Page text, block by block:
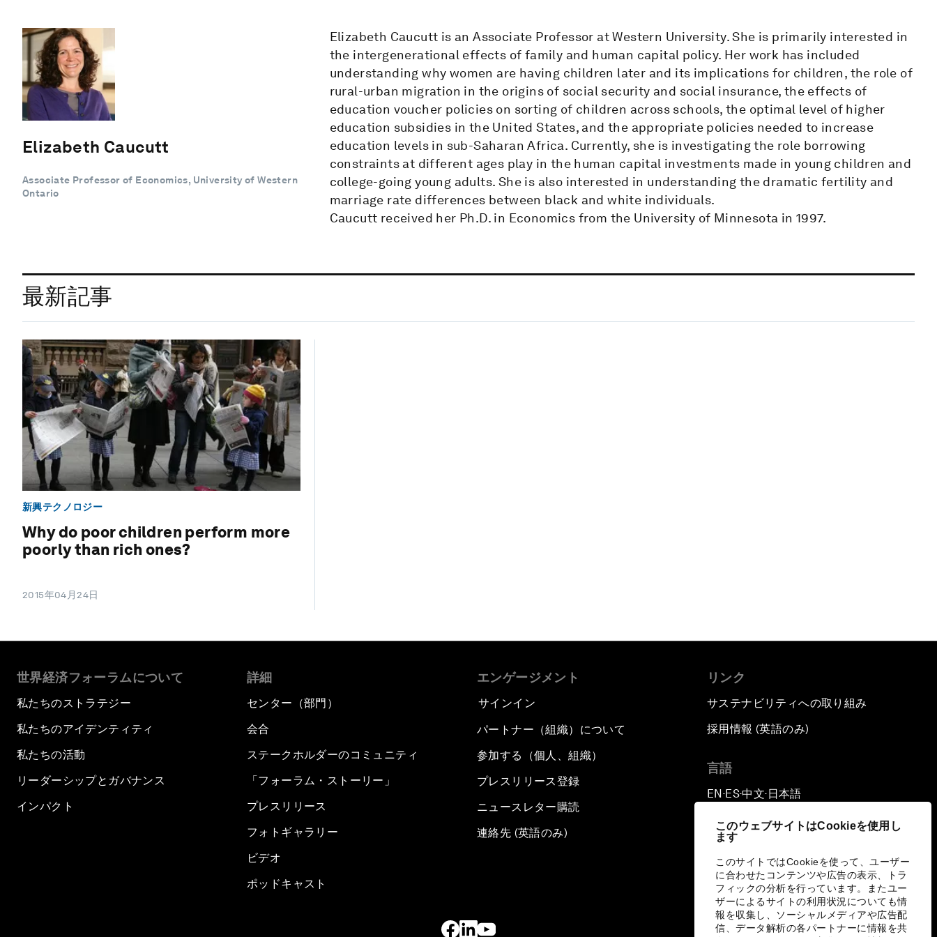
このウェブサイトはCookieを使用し
ます
このサイトではCookieを使って、ユーザー
に合わせたコンテンツや広告の表示、トラ
フィックの分析を行っています。またユー
ザーによるサイトの利用状況についても情
報を収集し、ソーシャルメディアや広告配
信、データ解析の各パートナーに情報を共
Elizabeth Caucutt
Associate Professor of Economics, University of Western
Ontario
Elizabeth Caucutt is an Associate Professor at Western University. She is primarily interested in
the intergenerational effects of family and human capital policy. Her work has included
understanding why women are having children later and its implications for children, the role of
rural-urban migration in the origins of social security and social insurance, the effects of
education voucher policies on sorting of children across schools, the optimal level of higher
education subsidies in the United States, and the appropriate policies needed to increase
education levels in sub-Saharan Africa. Currently, she is investigating the role borrowing
constraints at different ages play in the human capital investments made in young children and
college-going young adults. She is also interested in understanding the dramatic fertility and
marriage rate differences between black and white individuals.
Caucutt received her Ph.D. in Economics from the University of Minnesota in 1997.
最新記事
新興テクノロジー
Why do poor children perform more
poorly than rich ones?
2015年04月24日
世界経済フォーラムについて
私たちのストラテジー
私たちのアイデンティティ
私たちの活動
リーダーシップとガバナンス
インパクト
詳細
センター（部門）
会合
ステークホルダーのコミュニティ
「フォーラム・ストーリー」
プレスリリース
フォトギャラリー
ビデオ
ポッドキャスト
エンゲージメント
サインイン
パートナー（組織）について
参加する（個人、組織）
プレスリリース登録
ニュースレター購読
連絡先 (英語のみ)
リンク
サステナビリティへの取り組み
採用情報 (英語のみ)
言語
EN ▪ ES▪中文▪ 日本語